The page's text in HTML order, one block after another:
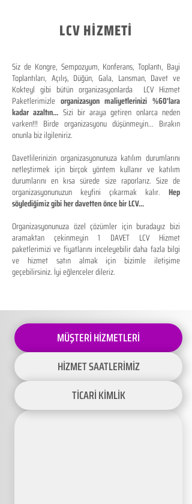
LCV HİZMETİ
Siz de Kongre, Sempozyum, Konferans, Toplantı, Bayi
Toplantıları, Açılış, Düğün, Gala, Lansman, Davet ve
Kokteyl gibi bütün organizasyonlarda LCV Hizmet
Paketlerimizle organizasyon maliyetlerinizi %60'lara
kadar azaltın... Sizi bir araya getiren onlarca neden
varken!!! Birde organizasyonu düşünmeyin... Bırakın
onunla biz ilgileniriz.
Davetlilerinizin organizasyonunuza katılım durumlarını
netleştirmek için birçok yöntem kullanır ve katılım
durumlarını en kısa sürede size raporlarız. Size de
organizasyonunuzun keyfini çıkarmak kalır. Hep
söylediğimiz gibi her davetten önce bir LCV...
Organizasyonunuza özel çözümler için buradayız bizi
aramaktan çekinmeyin 1 DAVET LCV Hizmet
paketlerimizi ve fiyatlarını inceleyebilir daha fazla bilgi
ve hizmet satın almak için bizimle iletişime
geçebilirsiniz. İyi eğlenceler dileriz.
MÜŞTERİ HİZMETLERİ
HİZMET SAATLERİMİZ
TİCARİ KİMLİK